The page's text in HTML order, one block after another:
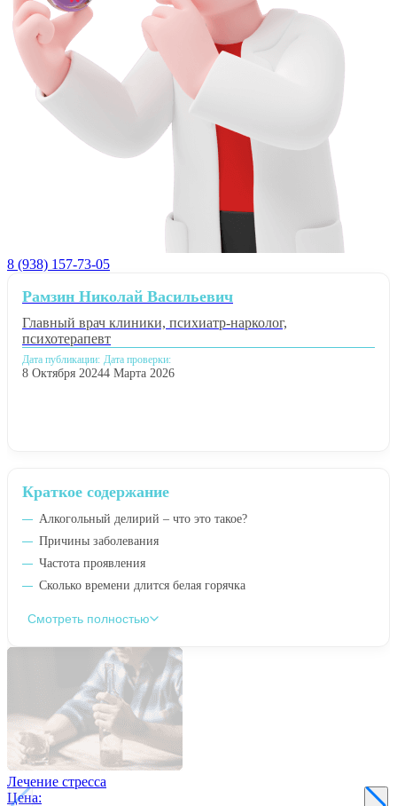
8 (938) 157-73-05
Краткое содержание
Алкогольный делирий – что это такое?
Причины заболевания
Частота проявления
Сколько времени длится белая горячка
Смотреть полностью
Рамзин Николай Васильевич
Главный врач клиники, психиатр-нарколог,
психотерапевт
Дата публикации:
8 Октября 2024
Дата проверки:
4 Марта 2026
Лечение стресса
Цена: